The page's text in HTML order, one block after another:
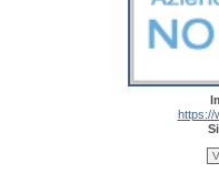
https://